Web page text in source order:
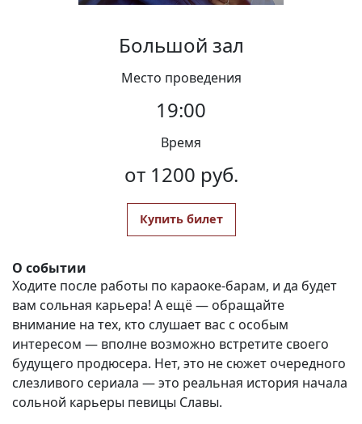
Большой зал
Место проведения
19:00
Время
от 1200 руб.
Купить билет
О событии
Ходите после работы по караоке-барам, и да будет
вам сольная карьера! А ещё — обращайте
внимание на тех, кто слушает вас с особым
интересом — вполне возможно встретите своего
будущего продюсера. Нет, это не сюжет очередного
слезливого сериала — это реальная история начала
сольной карьеры певицы Славы.